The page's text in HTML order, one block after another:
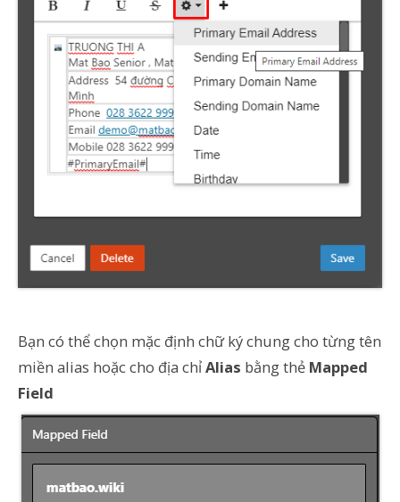
Bạn có thể chọn mặc định chữ ký chung cho từng tên
miền alias hoặc cho địa chỉAlias bằng thẻ Mapped
Field